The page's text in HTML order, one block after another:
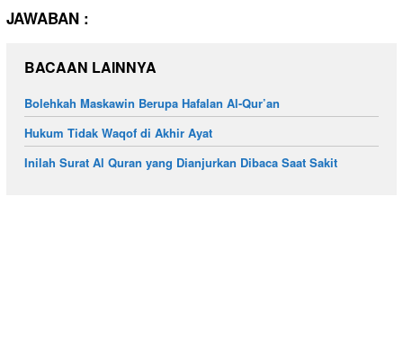
JAWABAN :
BACAAN LAINNYA
Bolehkah Maskawin Berupa Hafalan Al-Qur’an
Hukum Tidak Waqof di Akhir Ayat
Inilah Surat Al Quran yang Dianjurkan Dibaca Saat Sakit